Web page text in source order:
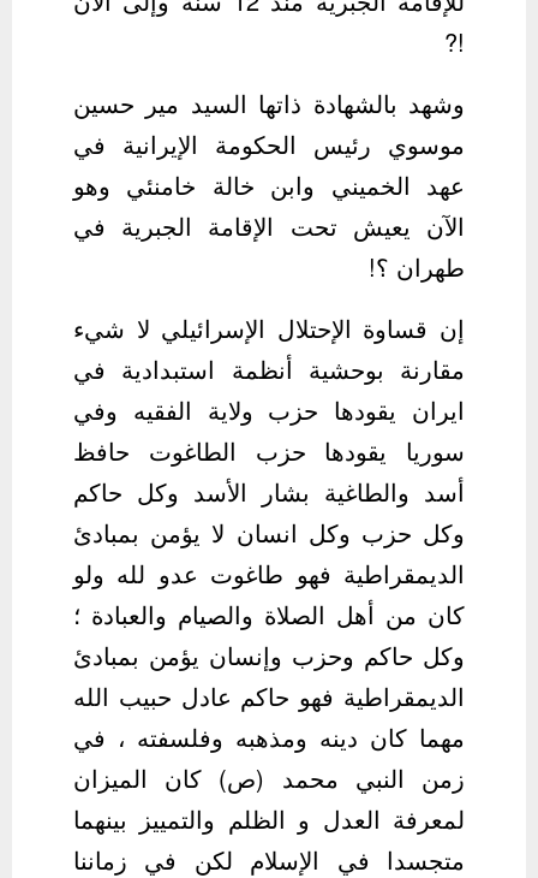
!?
وشهد بالشهادة ذاتها السيد مير حسين
موسوي رئيس الحكومة الإيرانية في
عهد الخميني وابن خالة خامنئي وهو
الآن يعيش تحت الإقامة الجبرية في
طهران ؟!
إن قساوة الإحتلال الإسرائيلي لا شيء
مقارنة بوحشية أنظمة استبدادية في
ايران يقودها حزب ولاية الفقيه وفي
سوريا يقودها حزب الطاغوت حافظ
أسد والطاغية بشار الأسد وكل حاكم
وكل حزب وكل انسان لا يؤمن بمبادئ
الديمقراطية فهو طاغوت عدو لله ولو
كان من أهل الصلاة والصيام والعبادة ؛
وكل حاكم وحزب وإنسان يؤمن بمبادئ
الديمقراطية فهو حاكم عادل حبيب الله
مهما كان دينه ومذهبه وفلسفته ، في
زمن النبي محمد (ص) كان الميزان
لمعرفة العدل و الظلم والتمييز بينهما
متجسدا في الإسلام لكن في زماننا